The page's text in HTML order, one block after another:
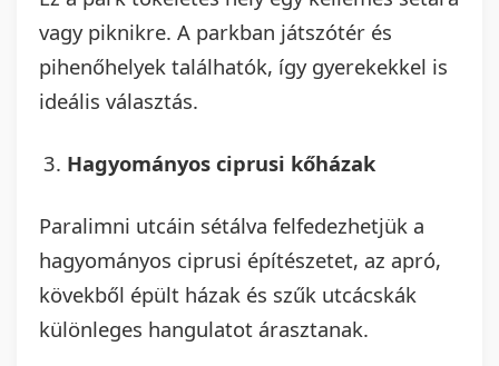
vagy piknikre. A parkban játszótér és
pihenőhelyek találhatók, így gyerekekkel is
ideális választás.
Hagyományos ciprusi kőházak
Paralimni utcáin sétálva felfedezhetjük a
hagyományos ciprusi építészetet, az apró,
kövekből épült házak és szűk utcácskák
különleges hangulatot árasztanak.